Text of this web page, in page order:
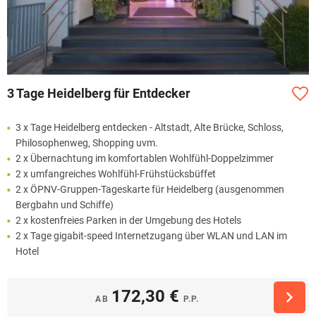
3 Tage Heidelberg für Entdecker
3 x Tage Heidelberg entdecken - Altstadt, Alte Brücke, Schloss,
Philosophenweg, Shopping uvm.
2 x Übernachtung im komfortablen Wohlfühl-Doppelzimmer
2 x umfangreiches Wohlfühl-Frühstücksbüffet
2 x ÖPNV-Gruppen-Tageskarte für Heidelberg (ausgenommen
Bergbahn und Schiffe)
2 x kostenfreies Parken in der Umgebung des Hotels
2 x Tage gigabit-speed Internetzugang über WLAN und LAN im
Hotel
AB 172,30 € P.P.